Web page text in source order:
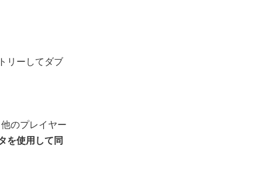
リーしてダブ
のプレイヤー
を使用して同